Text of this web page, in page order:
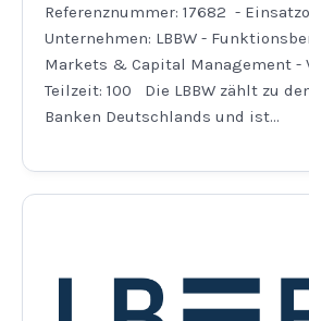
Referenznummer: 17682 -
Unternehmen: LBBW -
Markets & Capital Management -
Teilzeit: 100 Die LBBW zählt zu
Banken Deutschlands und ist...